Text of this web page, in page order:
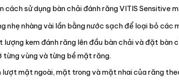
cách sử dụng bàn chải đánh răng VITIS Sensitive
nhẹ nhàng vài lần bằng nước sạch để loại bỏ các
lượng kem đánh răng lên đầu bàn chải và đặt bàn
từng vùng và từng bề mặt răng.
lượt mặt ngoài, mặt trong và mặt nhai của răng